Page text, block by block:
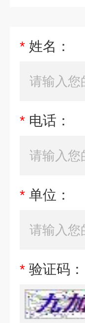
* 姓名：
* 电话：
* 单位：
* 验证码：